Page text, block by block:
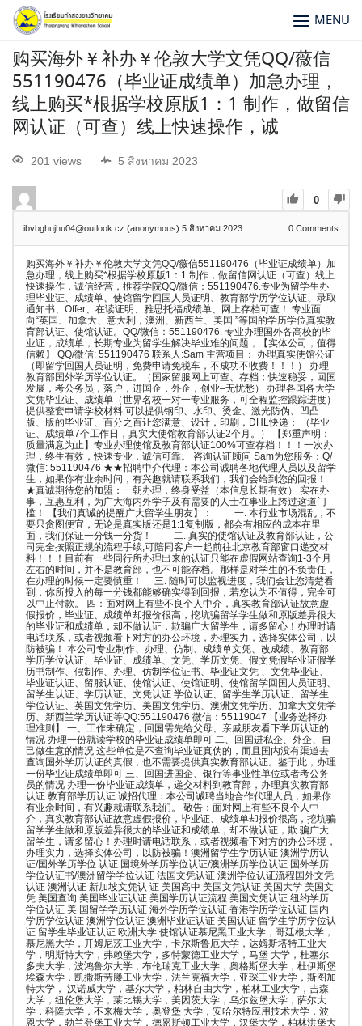
MENU
购买海外￥补办￥伦敦大学文凭QQ/薇信
551190476（毕业证成绩单）加急办理，
线上购买*根据学校原版1：1 制作，做留信
网认证（可查）线上快速操作，诚
201 views 5 สิงหาคม 2023
0
ibvbghujhu04@outlook.cz (anonymous) 5 สิงหาคม 2023 0 Comments
购买海外￥补办￥伦敦大学文凭QQ/薇信551190476（毕业证成绩单）加
急办理，线上购买*根据学校原版1：1 制作，做留信网认证（可查）线上
快速操作，诚信经营，推荐学院QQ/微信：551190476.专业为留学生办
理毕业证、成绩单、使馆留学回国人员证明、教育部学历学位认证、录取
通知书、Offer、在读证明、雅思托福成绩单、网上存档可查！ 专业面
向“英国、加拿大、意大利，澳洲、新西兰、美国 ”等国的学历学位真实教
育部认证、使馆认证。QQ/微信：551190476. 专业办理国外各高校的毕
业证，成绩单，长期专业为留学生解决毕业难的问题，【实体公司，值得
信赖】 QQ/微信: 551190476 联系人:Sam 主营项目： 办理真实使馆公证
（即留学回国人员证明，免费申请免税车，不成功不收费！！！） 办理
教育部国外学历学位认证。（国家留服网上可查、存档；快速稳妥，回国
发展，考公务员，落户，进国企，外企，创业–无忧愁） 办理各国各大学
文凭毕业证、成绩单（世界名校一对一专业服务，可全程监控跟踪进度）
提供整套申请学校材料 可以提供钢印、水印、烫金、激光防伪、凹凸
版、版的毕业证、百分之百让您满意、设计，印刷，DHL快递； （毕业
证、成绩单7个工作日，真实大使馆教育部认证2个月。） 【郑重声明：
质量满意为止】专业办理使馆及教育部认证100%可查存档！！！一次办
理，终生有效，快速专业，诚信可靠。 咨询认证顾问 Sam为您服务：Q/
微信: 551190476 ★★招聘中介代理：本公司诚聘各地代理人员以及留学
生，如果你有业余时间，有兴趣就请联系我们，我们会给到您的回报！
★真诚期待您的加盟：一朝办理，终身受益（本信息长期有效） 实在办
事，互惠互利，为广大海内外学子及有需要的人士在事业上跨过这道门
槛！ 【我们真诚的提醒广大留学生朋友】： 一. 本行业市场混乱，不
要只贪图便宜，无论是真实版还是1:1复制版，都会有相应的成本在里
面，我们保证一分钱一分货！ 二. 真实的使馆认证及教育部认证，公
司完全按照正规的流程手续,可陪同客户一起前往北京教育部窗口递交材
料！！！目前有一些同行所办理出来的认证只能在虚假网站查询1-3个月
左右的时间，并不是教育部，也不可能存档。那样是对学生的不负责任，
在办理的时候一定要慎重！ 三. 随时可以监视进度，我们会让您清楚看
到，你所投入的每一分钱都能够确实得到回报，若您认为不值得，完全可
以中止付款。 四：面对网上有些不良个人中介，真实教育部认证故意虚
假报价，毕业证、成绩单却报价很高，挖坑骗留学学生做和原版差异很大
的毕业证和成绩单，却不做认证，欺骗广大留学生，请多留心！办理时请
电话联系，或者视频看下对方的办公环境，办理实力，选择实体公司，以
防被骗！ 本公司专业制作、办理、仿制、成绩单文凭、改成绩、教育部
学历学位认证、毕业证、成绩单、文凭、学历文凭、假文凭假毕业证假学
历书制作、假制作、办理、仿制学位证书、毕业证文凭 、文凭毕业证、
毕业证认证、留服认证、使馆认证、使馆证明、使馆留学回国人员证明、
留学生认证、学历认证、文凭认证 学位认证、留学生学历认证、留学生
学位认证、英国文凭学历、美国文凭学历、澳洲文凭学历、加拿大文凭学
历、新西兰学历认证等QQ:551190476 微信：55119047 【业务选择办
理准则】 一、工作未确定，回国需先给父母、亲戚朋友看下学历认证的
情况 办理一份就读学校的毕业证成绩单即可 二、回国进私企、外企、自
己做生意的情况 这些单位是不查询毕业证真伪的，而且国内没有渠道去
查询国外学历认证的真假，也不需要提供真实教育部认证。鉴于此，办理
一份毕业证成绩单即可 三、回国进国企、银行等事业性单位或者考公务
员的情况 办理一份毕业证成绩单，递交材料到教育部，办理真实教育部
认证 教育部学历认证 诚招代理：本公司诚聘当地合作代理人员，如果你
有业余时间，有兴趣就请联系我们。 敬告：面对网上有些不良个人中
介，真实教育部认证故意虚假报价，毕业证、成绩单却报价很高，挖坑骗
留学学生做和原版差异很大的毕业证和成绩单，却不做认证，欺 骗广大
留学生，请多留心！办理时请电话联系，或者视频看下对方的办公环境，
办理实力，选择实体公司，以防被骗！澳洲留学生学历认证 澳洲学历认
证/国外学历学位 认证 国境外学历学位认证/澳洲学历学位认证 国外学历
学位认证书/澳洲留学学位认证 法国文凭认证 澳洲学位认证流程国外文凭
认证 澳洲认证 新加坡文凭认 证 美国高中 美国文凭认证 美国大学 美国文
凭 美国查询 美国毕业证认证 美国学历认证流程 美国文凭认证 纽约学历
学位认证 美 国留学学历认证 海外学历学位认证 香港学历学位认证 国内
学历学位认证 澳洲学位认证 澳洲毕业证认证 美国认证 留学生学历学位认
证 留学生毕业证认证 欧洲大学 使馆认证慕尼黑工业大学，哥廷根大学，
慕尼黑大学，开姆尼茨工业大学，卡尔斯鲁厄大学，达姆斯塔特工业大
学，明斯特大学，弗赖堡大学，多特蒙德工业大学，马堡 大学，杜塞尔
多夫大学，波鸿鲁尔大学，布伦瑞克工业大学，奥格斯堡大学，杜伊斯堡
埃森大学，凯撒斯劳滕工业大学，法兰克福大学，亚琛工业大学，斯图加
特大学， 汉诺威大学，基尔大学，柏林自由大学，柏林工业大学，吉森
大学，纽伦堡大学，莱比锡大学，美因茨大学，乌尔兹堡大学，萨尔大
学，科隆大学，不来梅大学，奥登堡 大学，安哈尔特应用技术大学，波
恩大学，勃兰登堡工业大学，德累斯顿工业大学，汉堡大学，柏林洪堡大